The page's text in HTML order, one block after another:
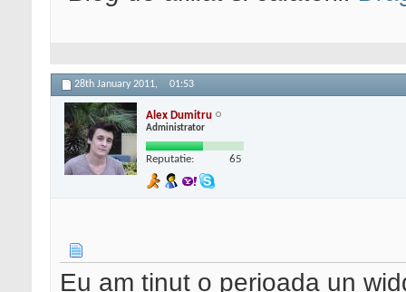
28th January 2011, 01:53
Alex Dumitru
Administrator
Reputatie: 65
Eu am tinut o perioada un